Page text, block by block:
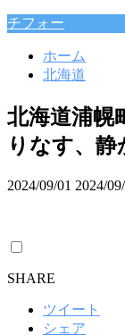
チフォー
ホーム
北海道
北海道浦幌
りなす、
2024/09/01 2024/
SHARE
ツイート
シェア